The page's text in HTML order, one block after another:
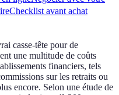
Checklist avant achat
casse-tête pour de
une multitude de coûts
financiers, tels
sur les retraits ou
encore. Selon une étude de